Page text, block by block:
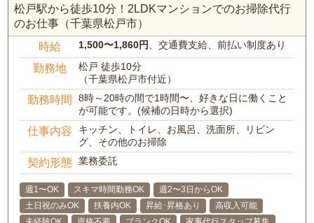
松戸駅から徒歩10分！2LDKマンションでのお掃除代行
のお仕事（千葉県松戸市）
時給 1,500〜1,860円 、交通費支給、前払い制度あり
勤務地
松戸 徒歩10分
（千葉県松戸市付近）
勤務時間
8時～20時の間で1時間〜、好きな日に働くこと
が可能です。(候補の日時から選択)
仕事内容
キッチン、トイレ、お風呂、洗面所、リビン
グ、その他のお掃除
契約形態 業務委託
週1〜OK スキマ時間勤務OK
週2〜3日からOK
土日祝のみOK
扶養内OK 昇給･昇格あり
高収入可能